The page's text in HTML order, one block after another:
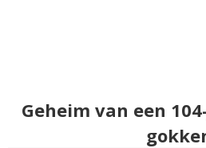
Geheim van een